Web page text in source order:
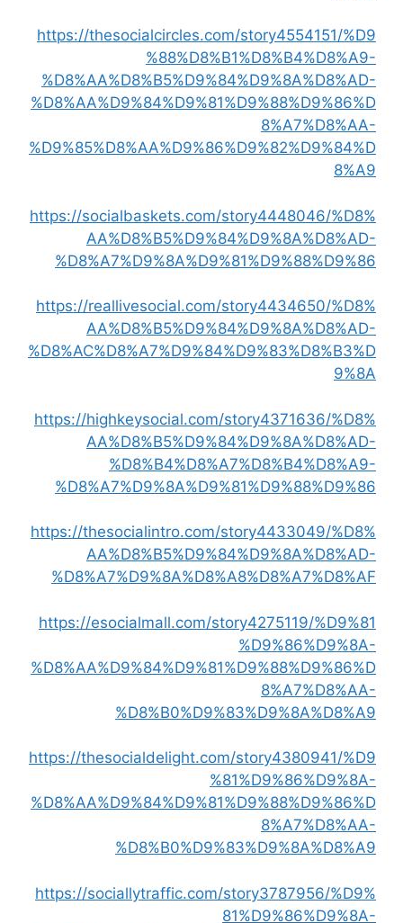
https://thesocialcircles.com/story4554151/%D9
%88%D8%B1%D8%B4%D8%A9-
%D8%AA%D8%B5%D9%84%D9%8A%D8%AD-
%D8%AA%D9%84%D9%81%D9%88%D9%86%D
8%A7%D8%AA-
%D9%85%D8%AA%D9%86%D9%82%D9%84%D
8%A9
https://socialbaskets.com/story4448046/%D8%
AA%D8%B5%D9%84%D9%8A%D8%AD-
%D8%A7%D9%8A%D9%81%D9%88%D9%86
https://reallivesocial.com/story4434650/%D8%
AA%D8%B5%D9%84%D9%8A%D8%AD-
%D8%AC%D8%A7%D9%84%D9%83%D8%B3%D
9%8A
https://highkeysocial.com/story4371636/%D8%
AA%D8%B5%D9%84%D9%8A%D8%AD-
%D8%B4%D8%A7%D8%B4%D8%A9-
%D8%A7%D9%8A%D9%81%D9%88%D9%86
https://thesocialintro.com/story4433049/%D8%
AA%D8%B5%D9%84%D9%8A%D8%AD-
%D8%A7%D9%8A%D8%A8%D8%A7%D8%AF
https://esocialmall.com/story4275119/%D9%81
%D9%86%D9%8A-
%D8%AA%D9%84%D9%81%D9%88%D9%86%D
8%A7%D8%AA-
%D8%B0%D9%83%D9%8A%D8%A9
https://thesocialdelight.com/story4380941/%D9
%81%D9%86%D9%8A-
%D8%AA%D9%84%D9%81%D9%88%D9%86%D
8%A7%D8%AA-
%D8%B0%D9%83%D9%8A%D8%A9
https://sociallytraffic.com/story3787956/%D9%
81%D9%86%D9%8A-